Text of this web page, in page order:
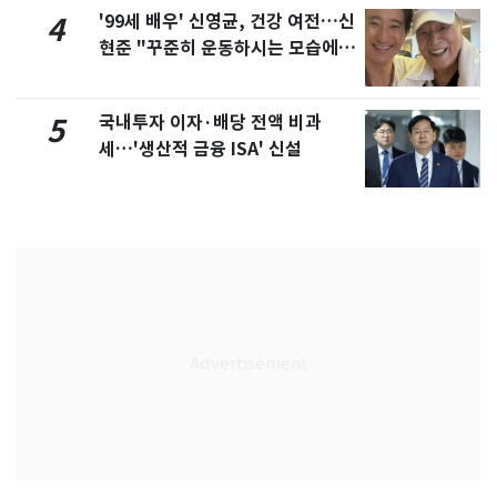
4
'99세 배우' 신영균, 건강 여전…신
현준 "꾸준히 운동하시는 모습에 큰
5
국내투자 이자·배당 전액 비과
세…'생산적 금융 ISA' 신설